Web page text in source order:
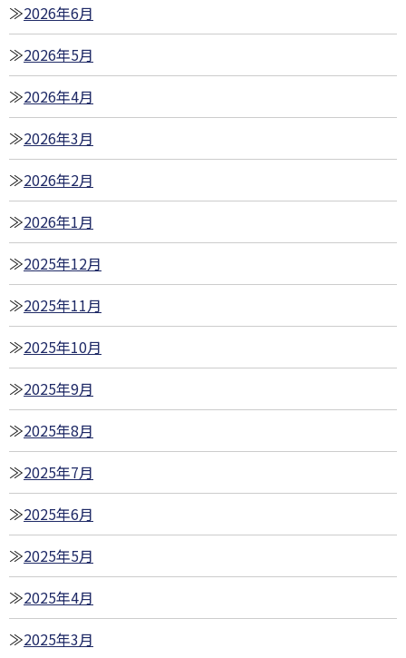
2026年6月
2026年5月
2026年4月
2026年3月
2026年2月
2026年1月
2025年12月
2025年11月
2025年10月
2025年9月
2025年8月
2025年7月
2025年6月
2025年5月
2025年4月
2025年3月